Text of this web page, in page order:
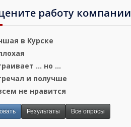
работу компании
в Курске
... но ...
и получше
не нравится
Результаты Все опросы